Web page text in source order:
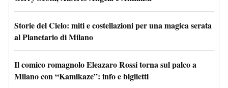
Storie del Cielo: miti e costellazioni per una magica serata
al Planetario di Milano
Il comico romagnolo Eleazaro Rossi torna sul palco a
Milano con “Kamikaze”: info e biglietti